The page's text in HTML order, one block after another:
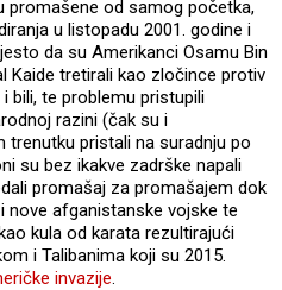
promašene od samog početka,
u listopadu 2001. godine i
da su Amerikanci Osamu Bin
Kaide tretirali kao zločince protiv
bili, te problemu pristupili
razini (čak su i
trenutku pristali na suradnju po
su bez ikakve zadrške napali
promašaj za promašajem dok
nove afganistanske vojske te
kula od karata rezultirajući
i Talibanima koji su 2015.
invazije.